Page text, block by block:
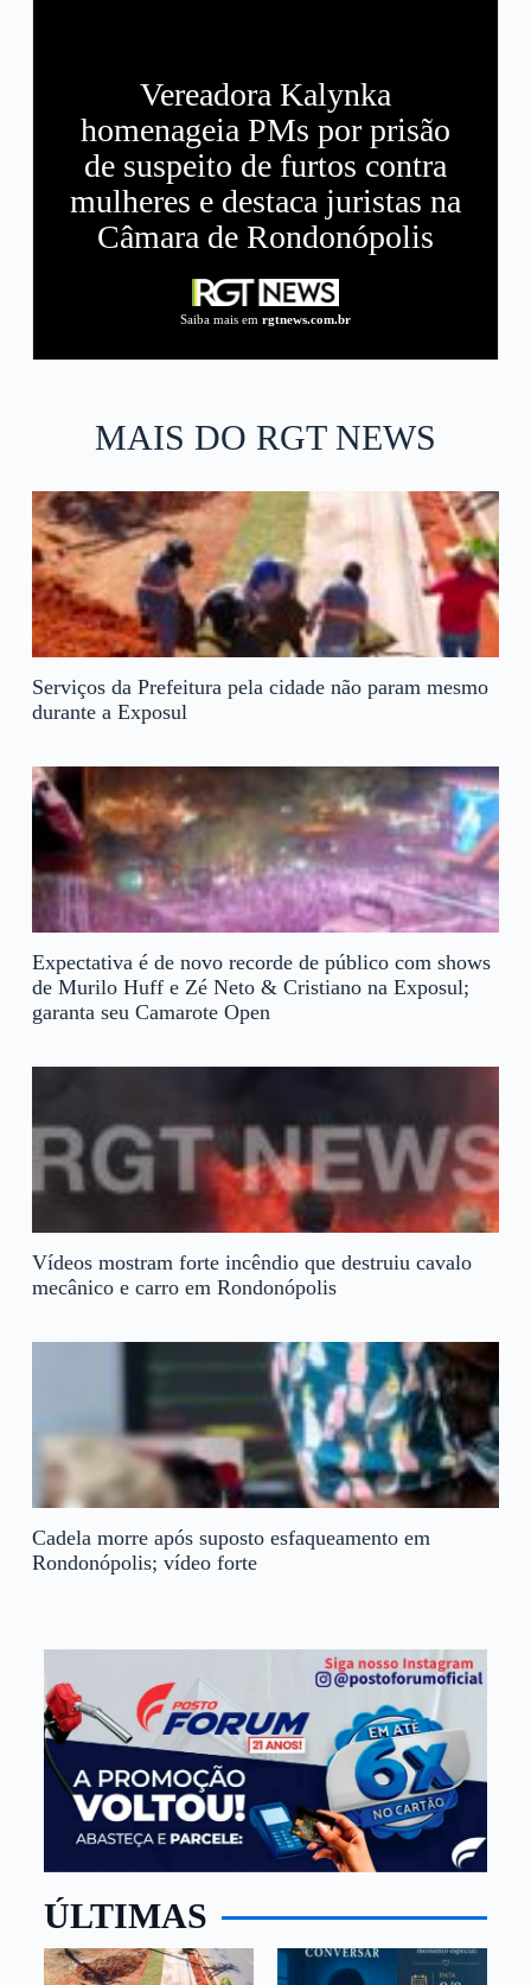
Vereadora Kalynka
homenageia PMs por prisão
de suspeito de furtos contra
mulheres e destaca juristas na
Câmara de Rondonópolis
Saiba mais em rgtnews.com.br
MAIS DO RGT NEWS
Serviços da Prefeitura pela cidade não param mesmo
durante a Exposul
Expectativa é de novo recorde de público com shows
de Murilo Huff e Zé Neto & Cristiano na Exposul;
garanta seu Camarote Open
Vídeos mostram forte incêndio que destruiu cavalo
mecânico e carro em Rondonópolis
Cadela morre após suposto esfaqueamento em
Rondonópolis; vídeo forte
ÚLTIMAS